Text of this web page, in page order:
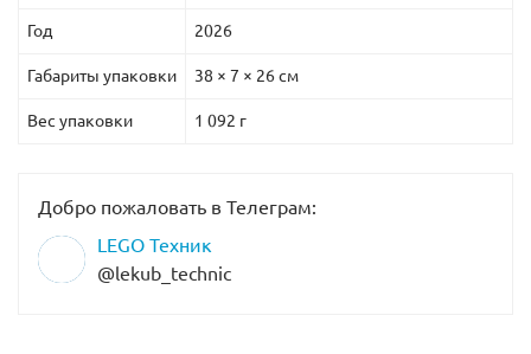
Год 2026
Габариты упаковки 38 × 7 × 26 см
Вес упаковки 1 092 г
Добро пожаловать в Телеграм:
LEGO Техник
@lekub_technic